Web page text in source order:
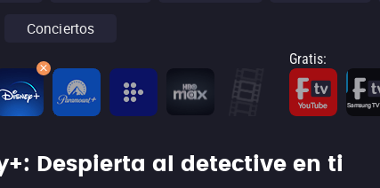
Conciertos
Gratis:
Despierta al detective en ti